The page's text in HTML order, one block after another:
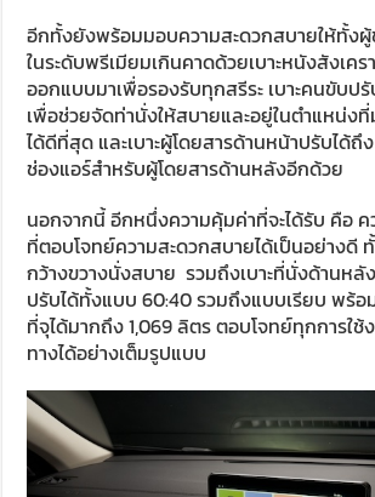
อีกทั้งยังพร้อมมอบความสะดวกสบายให้ทั้งผู้
ในระดับพรีเมียมเกินคาดด้วยเบาะหนังสังเค
ออกแบบมาเพื่อรองรับทุกสรีระ เบาะคนขับป
เพื่อช่วยจัดท่านั่งให้สบายและอยู่ในตำแหน่ง
ได้ดีที่สุด และเบาะผู้โดยสารด้านหน้าปรับได้ถึ
ช่องแอร์สำหรับผู้โดยสารด้านหลังอีกด้วย
นอกจากนี้ อีกหนึ่งความคุ้มค่าที่จะได้รับ คือ ค
ที่ตอบโจทย์ความสะดวกสบายได้เป็นอย่างดี
กว้างขวางนั่งสบาย รวมถึงเบาะที่นั่งด้านห
ปรับได้ทั้งแบบ 60:40 รวมถึงแบบเรียบ พร้อ
ที่จุได้มากถึง 1,069 ลิตร ตอบโจทย์ทุกการใช้
ทางได้อย่างเต็มรูปแบบ